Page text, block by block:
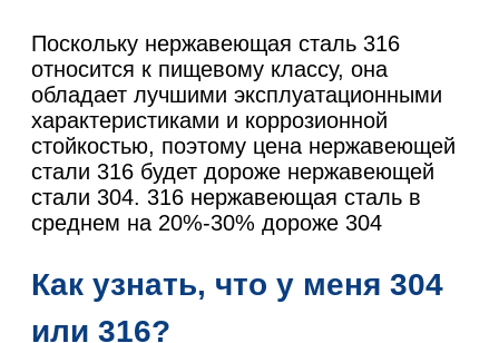
Поскольку нержавеющая сталь 316
относится к пищевому классу, она
обладает лучшими эксплуатационными
характеристиками и коррозионной
стойкостью, поэтому цена нержавеющей
стали 316 будет дороже нержавеющей
стали 304. 316 нержавеющая сталь в
среднем на 20%-30% дороже 304
Как узнать, что у меня 304
или 316?